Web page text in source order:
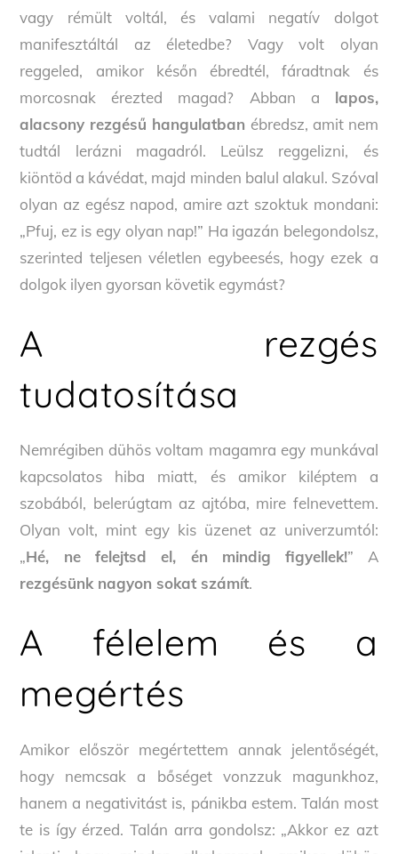
vagy rémült voltál, és valami negatív dolgot
manifesztáltál az életedbe? Vagy volt olyan
reggeled, amikor későn ébredtél, fáradtnak és
morcosnak érezted magad? Abban a lapos,
alacsony rezgésű hangulatban ébredsz, amit nem
tudtál lerázni magadról. Leülsz reggelizni, és
kiöntöd a kávédat, majd minden balul alakul. Szóval
olyan az egész napod, amire azt szoktuk mondani:
„Pfuj, ez is egy olyan nap!” Ha igazán belegondolsz,
szerinted teljesen véletlen egybeesés, hogy ezek a
dolgok ilyen gyorsan követik egymást?
A rezgés
tudatosítása
Nemrégiben dühös voltam magamra egy munkával
kapcsolatos hiba miatt, és amikor kiléptem a
szobából, belerúgtam az ajtóba, mire felnevettem.
Olyan volt, mint egy kis üzenet az univerzumtól:
„Hé, ne felejtsd el, én mindig figyellek!” A
rezgésünk nagyon sokat számít.
A félelem és a
megértés
Amikor először megértettem annak jelentőségét,
hogy nemcsak a bőséget vonzzuk magunkhoz,
hanem a negativitást is, pánikba estem. Talán most
te is így érzed. Talán arra gondolsz: „Akkor ez azt